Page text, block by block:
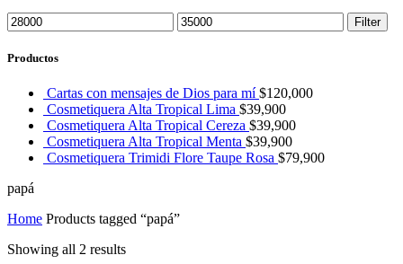
Filter
Productos
Cartas con mensajes de Dios para mí$120,000
Cosmetiquera Alta Tropical Lima $39,900
Cosmetiquera Alta Tropical Cereza $39,900
Cosmetiquera Alta Tropical Menta $39,900
Cosmetiquera Trimidi Flore Taupe Rosa $79,900
papá
Home Products tagged “papá”
Showing all 2 results